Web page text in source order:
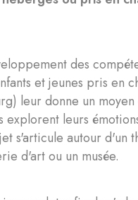
des
et jeunes pris en
leur donne un
explorent leurs
s'articule autour d'un
d'art ou un musée.